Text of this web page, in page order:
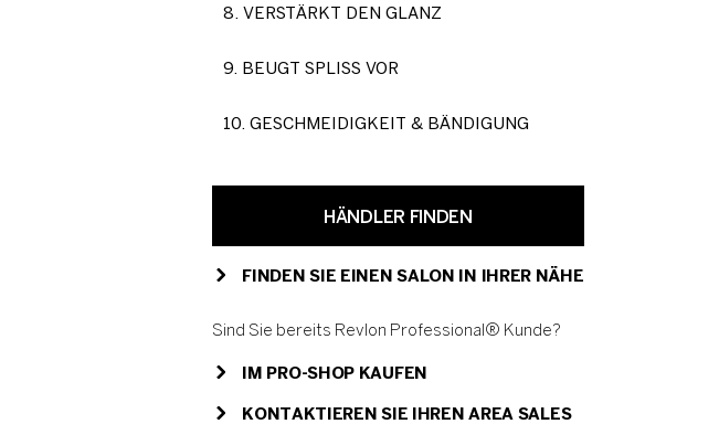
8. VERSTÄRKT DEN GLANZ
9. BEUGT SPLISS VOR
10. GESCHMEIDIGKEIT & BÄNDIGUNG
HÄNDLER FINDEN
FINDEN SIE EINEN SALON IN IHRER NÄHE
Sind Sie bereits Revlon Professional® Kunde?
IM PRO-SHOP KAUFEN
KONTAKTIEREN SIE IHREN AREA SALES